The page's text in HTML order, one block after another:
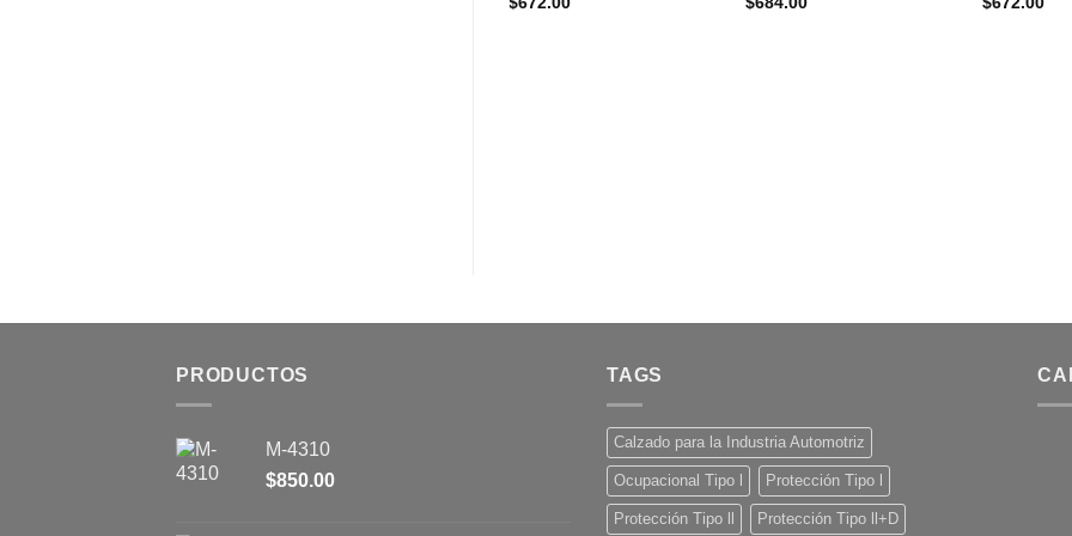
PRODUCTOS
M-4310
$850.00
TAGS
Calzado para la Industria Automotriz
Ocupacional Tipo l Protección Tipo l
Protección Tipo ll Protección Tipo ll+D